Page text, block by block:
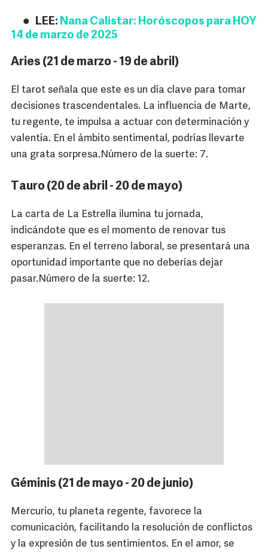
LEE: Nana Calistar: Horóscopos para HOY
14 de marzo de 2025
Aries (21 de marzo - 19 de abril)
El tarot señala que este es un día clave para tomar
decisiones trascendentales. La influencia de Marte,
tu regente, te impulsa a actuar con determinación y
valentía. En el ámbito sentimental, podrías llevarte
una grata sorpresa.Número de la suerte: 7.
Tauro (20 de abril - 20 de mayo)
La carta de La Estrella ilumina tu jornada,
indicándote que es el momento de renovar tus
esperanzas. En el terreno laboral, se presentará una
oportunidad importante que no deberías dejar
pasar.Número de la suerte: 12.
Géminis (21 de mayo - 20 de junio)
Mercurio, tu planeta regente, favorece la
comunicación, facilitando la resolución de conflictos
y la expresión de tus sentimientos. En el amor, se